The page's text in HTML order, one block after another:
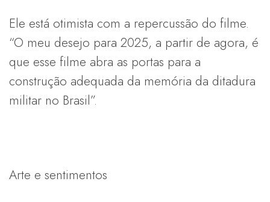
Ele está otimista com a repercussão do filme.
“O meu desejo para 2025, a partir de agora, é
que esse filme abra as portas para a
construção adequada da memória da ditadura
militar no Brasil”.
Arte e sentimentos